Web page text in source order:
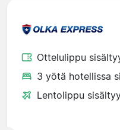
Ottelulippu
3 yötä hotellissa
Lentolippu